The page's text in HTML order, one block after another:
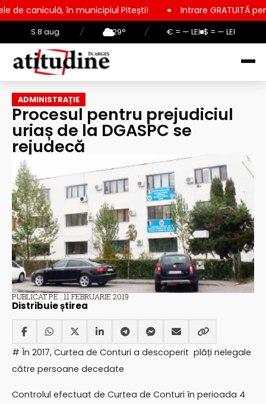
S 8 aug. / 29° / € = — LEI $ = — LEI
municipiul Pitești! Intrare GRATUITĂ pentru copii, elevi
ADMINISTRAȚIE
Procesul pentru prejudiciul
uriaș de la DGASPC se
rejudecă
PUBLICAT PE : 11 FEBRUARIE 2019
Distribuie știrea
# În 2017, Curtea de Conturi a descoperit plăți nelegale
către persoane decedate
Controlul efectuat de Curtea de Conturi în perioada 4